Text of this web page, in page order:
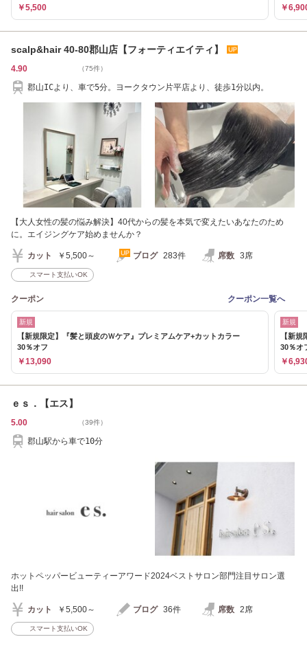
￥5,500 ￥
scalp&hair 40-80郡山店【フォーティエイティ】
4.90 （75件）
郡山ICより、車で5分。ヨークタウン片平店より、徒歩1分以内。
【大人女性の髪の悩み解決】40代からの髪を本気で変えたいあなたのため
に。エイジングケア始めませんか？
カット ￥5,500～ ブログ 283件 席数 3席
スマート支払いOK
クーポン クーポン一覧へ
新規
【新規限定】『髪と頭皮のＷケア』プレミアムケア+カットカラー
30％オフ
￥13,090
新規
【新
30％オ
￥
ｅｓ．【エス】
5.00 （39件）
郡山駅から車で10分
ホットペッパービューティーアワード2024ベストサロン部門注目サロン選
出!!
カット ￥5,500～ ブログ 36件 席数 2席
スマート支払いOK